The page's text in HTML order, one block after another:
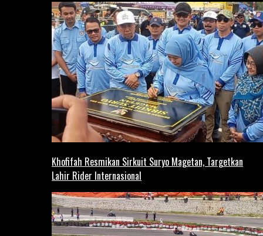
Khofifah Resmikan Sirkuit Suryo Magetan, Targetkan
Lahir Rider Internasional